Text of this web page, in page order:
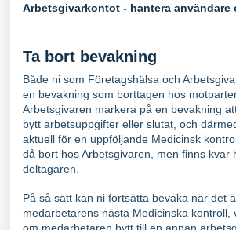
Arbetsgivarkontot - hantera användare
Ta bort bevakning
Både ni som Företagshälsa och
en bevakning som borttagen hos
Arbetsgivaren markera på en bevakning
bytt arbetsuppgifter eller slutat, och
aktuell för en uppföljande Medicinsk
då bort hos Arbetsgivaren, men finns kvar
deltagaren.
På så sätt kan ni fortsätta bevaka när det
medarbetarens nästa Medicinska kontroll,
om medarbetaren bytt till en annan